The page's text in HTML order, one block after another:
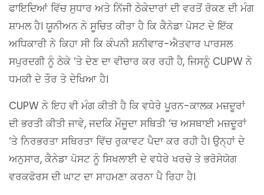
ਫਾਇਦਿਆਂ ਵਿੱਚ ਸੁਧਾਰ ਅਤੇ ਨਿੱਜੀ ਠੇਕੇਦਾਰਾਂ ਦੀ ਵਰਤੋਂ ਰੋਕਣ ਦੀ ਮੰਗ
ਸ਼ਾਮਲ ਹੈ। ਯੂਨੀਅਨ ਨੇ ਸੂਚਿਤ ਕੀਤਾ ਹੈ ਕਿ ਕੈਨੇਡਾ ਪੋਸਟ ਦੇ ਇੱਕ
ਅਧਿਕਾਰੀ ਨੇ ਕਿਹਾ ਸੀ ਕਿ ਕੰਪਨੀ ਸ਼ਨੀਵਾਰ-ਐਤਵਾਰ ਪਾਰਸਲ
ਸਪੁਰਦਗੀ ਨੂੰ ਠੇਕੇ ‘ਤੇ ਦੇਣ ਦਾ ਵੀਚਾਰ ਕਰ ਰਹੀ ਹੈ, ਜਿਸਨੂੰ CUPW ਨੇ
ਧਮਕੀ ਦੇ ਤੌਰ ਤੇ ਦੇਖਿਆ ਹੈ।
CUPW ਨੇ ਇਹ ਵੀ ਮੰਗ ਕੀਤੀ ਹੈ ਕਿ ਵਧੇਰੇ ਪੂਰਨ-ਕਾਲਕ ਮਜ਼ਦੂਰਾਂ
ਦੀ ਭਰਤੀ ਕੀਤੀ ਜਾਵੇ, ਜਦਕਿ ਮੌਜੂਦਾ ਸਥਿਤੀ ‘ਚ ਅਸਥਾਈ ਮਜ਼ਦੂਰਾਂ
‘ਤੇ ਨਿਰਭਰਤਾ ਸਥਿਰਤਾ ਵਿੱਚ ਰੁਕਾਵਟ ਪੈਦਾ ਕਰ ਰਹੀ ਹੈ। ਉਨ੍ਹਾਂ ਦੇ
ਅਨੁਸਾਰ, ਕੈਨੇਡਾ ਪੋਸਟ ਨੂੰ ਸਿਖਲਾਈ ਦੇ ਵਧੇਰੇ ਖਰਚੇ ਤੇ ਭਰੋਸੇਯੋਗ
ਵਰਕਫੋਰਸ ਦੀ ਘਾਟ ਦਾ ਸਾਹਮਣਾ ਕਰਨਾ ਪੈ ਰਿਹਾ ਹੈ।